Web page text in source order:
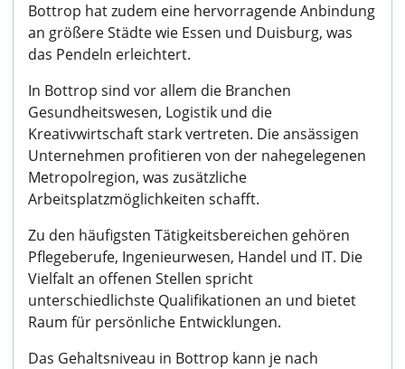
Bottrop hat zudem eine hervorragende Anbindung
an größere Städte wie Essen und Duisburg, was
das Pendeln erleichtert.
In Bottrop sind vor allem die Branchen
Gesundheitswesen, Logistik und die
Kreativwirtschaft stark vertreten. Die ansässigen
Unternehmen profitieren von der nahegelegenen
Metropolregion, was zusätzliche
Arbeitsplatzmöglichkeiten schafft.
Zu den häufigsten Tätigkeitsbereichen gehören
Pflegeberufe, Ingenieurwesen, Handel und IT. Die
Vielfalt an offenen Stellen spricht
unterschiedlichste Qualifikationen an und bietet
Raum für persönliche Entwicklungen.
Das Gehaltsniveau in Bottrop kann je nach